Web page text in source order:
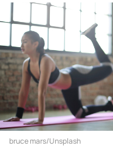
bruce mars/Unsplash